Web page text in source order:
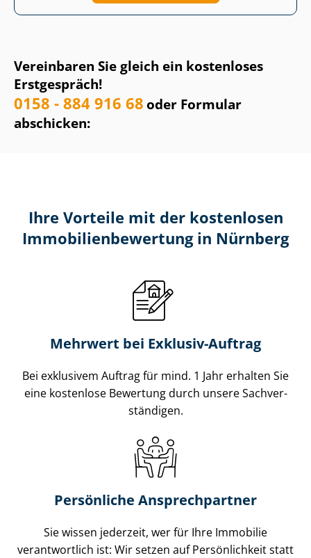
Vereinbaren Sie gleich ein kostenloses
Erstgespräch!
0158 - 884 916 68oder Formular
abschicken:
Ihre Vorteile mit der kostenlosen
Im­mo­bi­li­en­be­wer­tung in Nürnberg
Mehrwert bei Exklusiv-Auftrag
Bei exklusivem Auftrag für mind. 1 Jahr erhalten Sie
eine kostenlose Bewertung durch unsere Sach­ver­
stän­di­gen.
Persönliche Ansprechpartner
Sie wissen jederzeit, wer für Ihre Immobilie
verantwortlich ist: Wir setzen auf Persönlichkeit statt